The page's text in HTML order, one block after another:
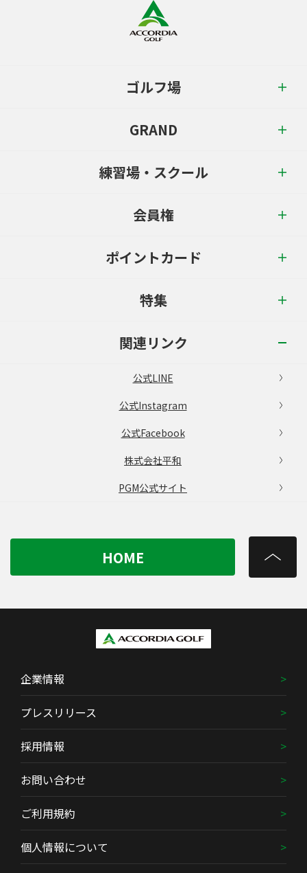
ゴルフ場
GRAND
練習場・スクール
会員権
ポイントカード
特集
関連リンク
公式LINE
公式Instagram
公式Facebook
株式会社平和
PGM公式サイト
HOME
企業情報
プレスリリース
採用情報
お問い合わせ
ご利用規約
個人情報について